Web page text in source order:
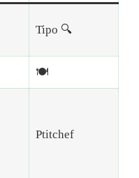
Tipo 🔍
🍽️
Ptitchef